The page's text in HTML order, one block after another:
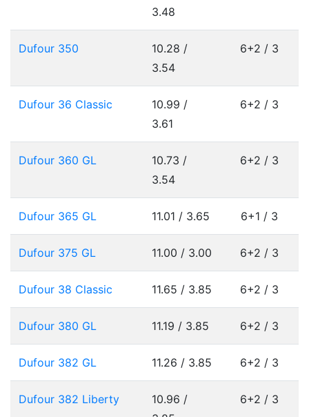
3.48
Dufour 350
10.28 /
3.54
6+2 / 3
Dufour 36 Classic
10.99 /
3.61
6+2 / 3
Dufour 360 GL
10.73 /
3.54
6+2 / 3
Dufour 365 GL 11.01 / 3.65 6+1 / 3
Dufour 375 GL 11.00 / 3.00 6+2 / 3
Dufour 38 Classic 11.65 / 3.85 6+2 / 3
Dufour 380 GL 11.19 / 3.85 6+2 / 3
Dufour 382 GL 11.26 / 3.85 6+2 / 3
Dufour 382 Liberty
10.96 /
6+2 / 3